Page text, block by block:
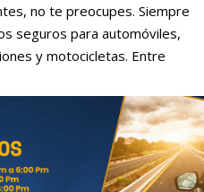
no te preocupes. Siempre
seguros para automóviles,
y motocicletas. Entre